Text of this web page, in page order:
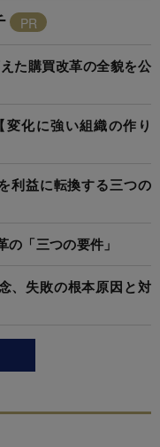
た購買改革の全貌を公
化に強い組織の作り
利益に転換する三つの
「三つの要件」
、失敗の根本原因と対